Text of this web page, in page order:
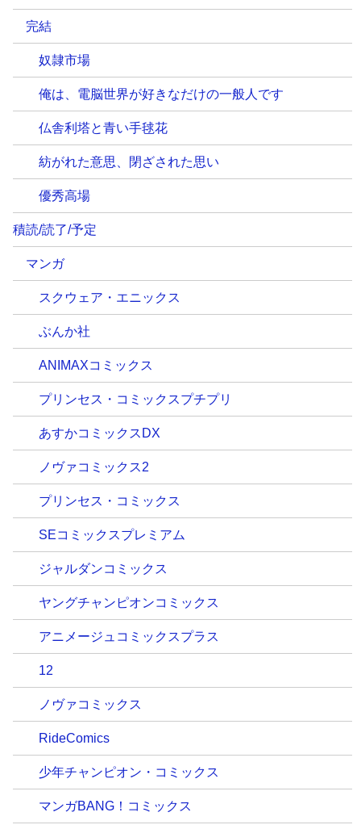
完結
奴隷市場
俺は、電脳世界が好きなだけの一般人です
仏舎利塔と青い手毬花
紡がれた意思、閉ざされた思い
優秀高場
積読/読了/予定
マンガ
スクウェア・エニックス
ぶんか社
ANIMAXコミックス
プリンセス・コミックスプチプリ
あすかコミックスDX
ノヴァコミックス2
プリンセス・コミックス
SEコミックスプレミアム
ジャルダンコミックス
ヤングチャンピオンコミックス
アニメージュコミックスプラス
12
ノヴァコミックス
RideComics
少年チャンピオン・コミックス
マンガBANG！コミックス